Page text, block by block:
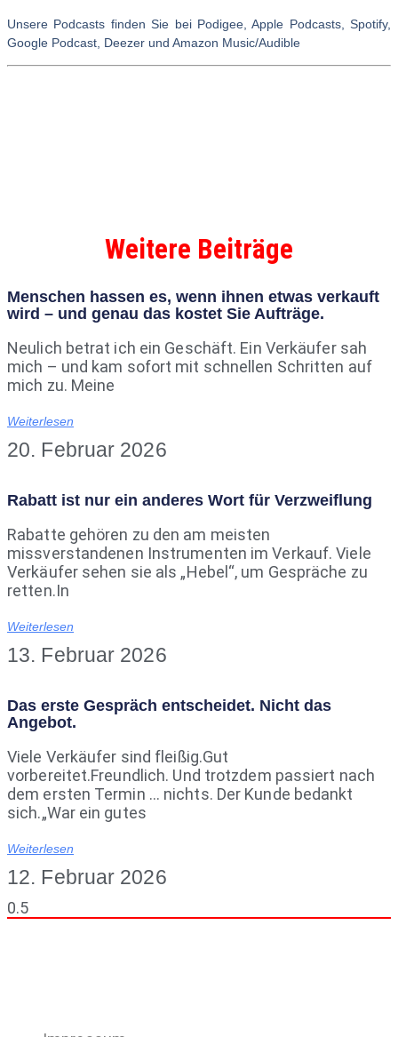
Unsere Podcasts finden Sie bei Podigee, Apple Podcasts, Spotify,
Google Podcast, Deezer und Amazon Music/Audible
Weitere Beiträge
Menschen hassen es, wenn ihnen etwas verkauft
wird – und genau das kostet Sie Aufträge.
Neulich betrat ich ein Geschäft. Ein Verkäufer sah
mich – und kam sofort mit schnellen Schritten auf
mich zu. Meine
Weiterlesen
20. Februar 2026
Rabatt ist nur ein anderes Wort für Verzweiflung
Rabatte gehören zu den am meisten
missverstandenen Instrumenten im Verkauf. Viele
Verkäufer sehen sie als „Hebel“, um Gespräche zu
retten.In
Weiterlesen
13. Februar 2026
Das erste Gespräch entscheidet. Nicht das
Angebot.
Viele Verkäufer sind fleißig.Gut
vorbereitet.Freundlich. Und trotzdem passiert nach
dem ersten Termin … nichts. Der Kunde bedankt
sich.„War ein gutes
Weiterlesen
12. Februar 2026